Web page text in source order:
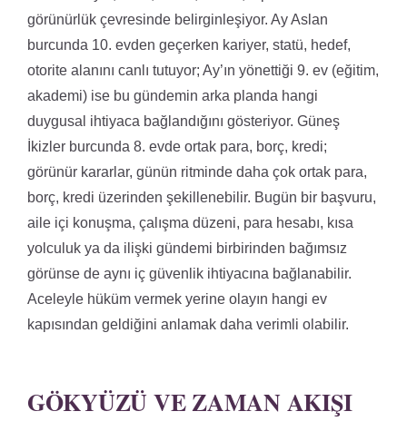
görünürlük çevresinde belirginleşiyor. Ay Aslan
burcunda 10. evden geçerken kariyer, statü, hedef,
otorite alanını canlı tutuyor; Ay’ın yönettiği 9. ev (eğitim,
akademi) ise bu gündemin arka planda hangi
duygusal ihtiyaca bağlandığını gösteriyor. Güneş
İkizler burcunda 8. evde ortak para, borç, kredi;
görünür kararlar, günün ritminde daha çok ortak para,
borç, kredi üzerinden şekillenebilir. Bugün bir başvuru,
aile içi konuşma, çalışma düzeni, para hesabı, kısa
yolculuk ya da ilişki gündemi birbirinden bağımsız
görünse de aynı iç güvenlik ihtiyacına bağlanabilir.
Aceleyle hüküm vermek yerine olayın hangi ev
kapısından geldiğini anlamak daha verimli olabilir.
GÖKYÜZÜ VE ZAMAN AKIŞI